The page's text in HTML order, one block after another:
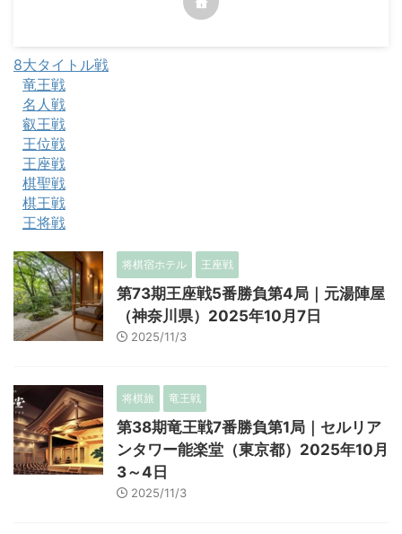
8大タイトル戦
竜王戦
名人戦
叡王戦
王位戦
王座戦
棋聖戦
棋王戦
王将戦
将棋宿ホテル 王座戦
第73期王座戦5番勝負第4局｜元湯陣屋
（神奈川県）2025年10月7日
2025/11/3
将棋旅 竜王戦
第38期竜王戦7番勝負第1局｜セルリア
ンタワー能楽堂（東京都）2025年10月
3～4日
2025/11/3